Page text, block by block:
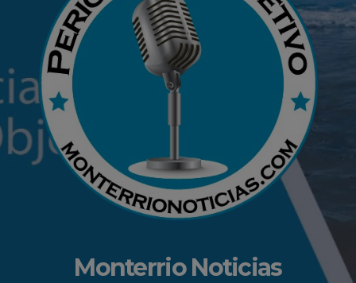
Monterrio Noticias